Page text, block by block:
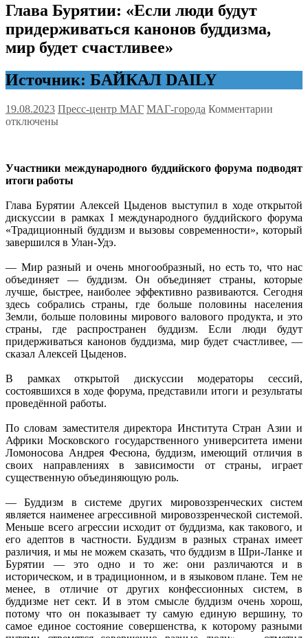
Глава Бурятии: «Если люди будут
придерживаться канонов буддизма,
мир будет счастливее»
Источник: БАЙКАЛ DAILY
19.08.2023 Пресс-центр МАГ МАГ-города Комментарии
люди
мир
отключены
Участники международного буддийского форума подводят
итоги работы
Глава Бурятии Алексей Цыденов выступил в ходе открытой
дискуссии в рамках I международного буддийского форума
«Традиционный буддизм и вызовы современности», который
завершился в Улан-Удэ.
— Мир разный и очень многообразный, но есть то, что нас
объединяет — буддизм. Он объединяет страны, которые
лучше, быстрее, наиболее эффективно развиваются. Сегодня
здесь собрались страны, где больше половины населения
Земли, больше половины мирового валового продукта, и это
страны, где распространен буддизм. Если люди будут
придерживаться канонов буддизма, мир будет счастливее, —
сказал Алексей Цыденов.
В рамках открытой дискуссии модераторы сессий,
состоявшихся в ходе форума, представили итоги и результаты
проведённой работы.
По словам заместителя директора Института Стран Азии и
Африки Московского государственного университета имени
Ломоносова Андрея Фесюна, буддизм, имеющий отличия в
своих направлениях в зависимости от страны, играет
существенную объединяющую роль.
— Буддизм в системе других мировоззренческих систем
является наименее агрессивной мировоззренческой системой.
Меньше всего агрессии исходит от буддизма, как такового, и
его адептов в частности. Буддизм в разных странах имеет
различия, и мы не можем сказать, что буддизм в Шри-Ланке и
Бурятии — это одно и то же: они различаются и в
историческом, и в традиционном, и в языковом плане. Тем не
менее, в отличие от других конфессионных систем, в
буддизме нет сект. И в этом смысле буддизм очень хорош,
потому что он показывает ту самую единую вершину, то
самое единое состояние совершенства, к которому разными